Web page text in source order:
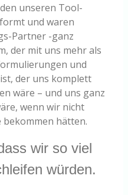
unseren Tool-
und waren
Partner -ganz
der mit uns mehr als
und
der uns komplett
wäre – und uns ganz
wenn wir nicht
hätten.
wir so viel
würden.